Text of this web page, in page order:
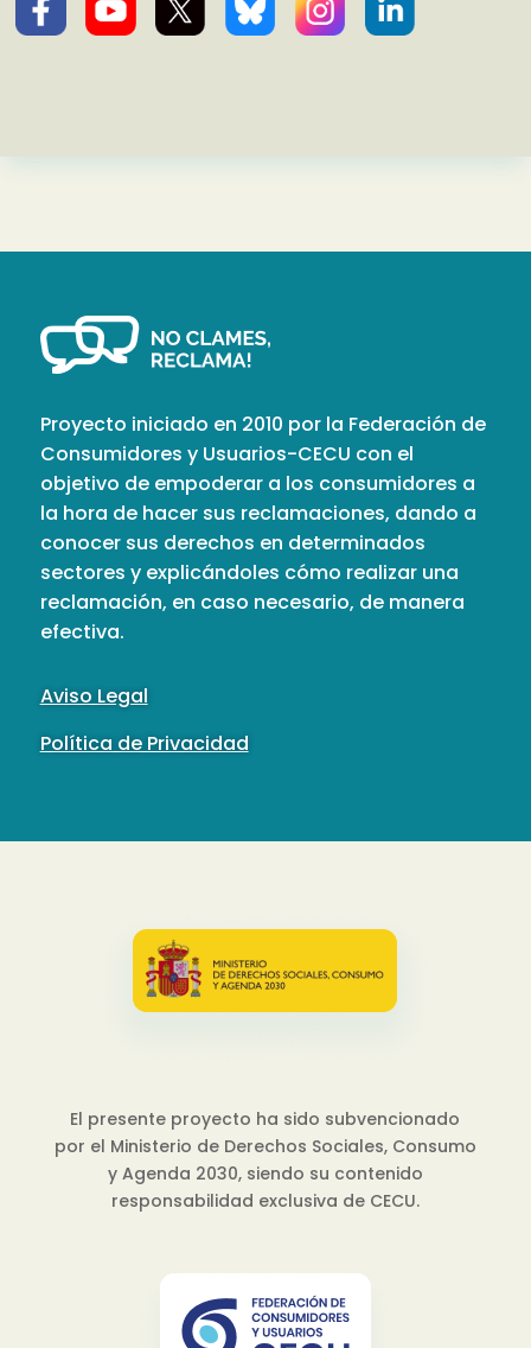
Proyecto iniciado en 2010 por la Federación de
Consumidores y Usuarios-CECU con el
objetivo de empoderar a los consumidores a
la hora de hacer sus reclamaciones, dando a
conocer sus derechos en determinados
sectores y explicándoles cómo realizar una
reclamación, en caso necesario, de manera
efectiva.
Aviso Legal
Política de Privacidad
El presente proyecto ha sido subvencionado
por el Ministerio de Derechos Sociales, Consumo
y Agenda 2030, siendo su contenido
responsabilidad exclusiva de CECU.